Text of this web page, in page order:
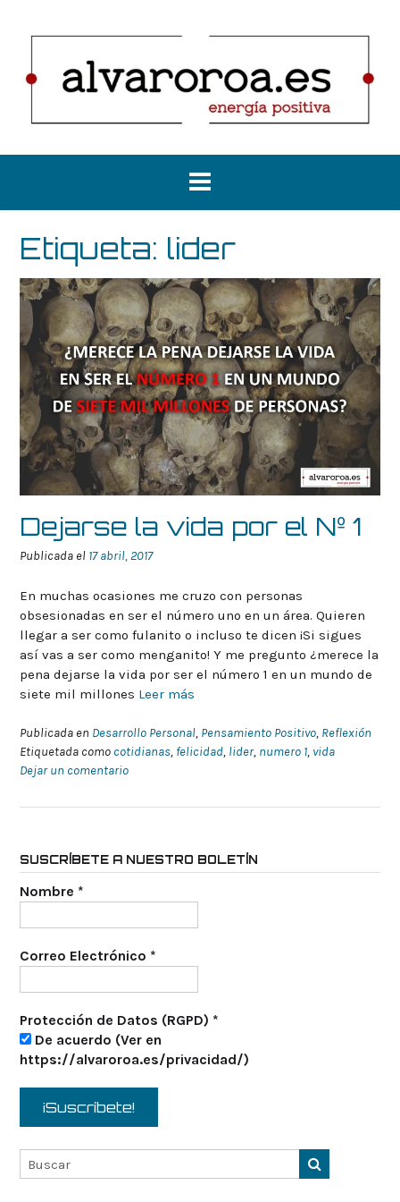
Etiqueta: lider
Dejarse la vida por el Nº 1
Publicada el 17 abril, 2017
En muchas ocasiones me cruzo con personas
obsesionadas en ser el número uno en un área. Quieren
llegar a ser como fulanito o incluso te dicen ¡Si sigues
así vas a ser como menganito! Y me pregunto ¿merece la
pena dejarse la vida por ser el número 1 en un mundo de
siete mil millones Leer más
Publicada en Desarrollo Personal, Pensamiento Positivo, Reflexión
Etiquetada como cotidianas, felicidad, lider, numero 1, vida
Dejar un comentario
SUSCRÍBETE A NUESTRO BOLETÍN
Nombre *
Correo Electrónico *
Protección de Datos (RGPD) *
De acuerdo (Ver en
https://alvaroroa.es/privacidad/)